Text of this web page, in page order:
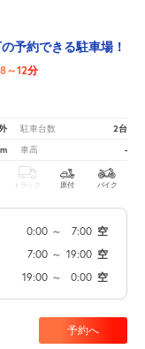
予約できる駐車場！
8～12分
駐車台数 2台
車高 -
トラック 原付 バイク
0:00 ～ 7:00 空
7:00 ～ 19:00 空
19:00 ～ 0:00 空
予約へ